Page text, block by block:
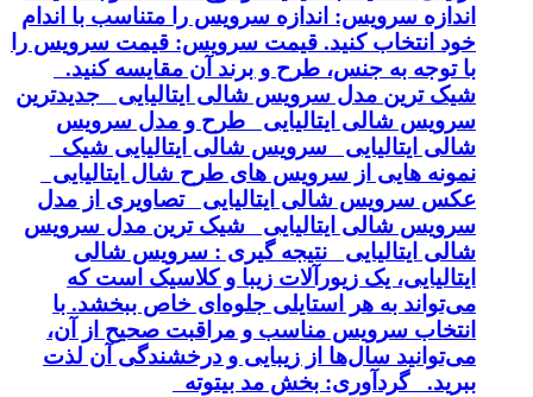
اندازه سرویس: اندازه سرویس را متناسب با اندام
خود انتخاب کنید. قیمت سرویس: قیمت سرویس را
با توجه به جنس، طرح و برند آن مقایسه کنید.
شیک ترین مدل سرویس شالی ایتالیایی جدیدترین
سرویس شالی ایتالیایی طرح و مدل سرویس
شالی ایتالیایی سرویس شالی ایتالیایی شیک
نمونه هایی از سرویس های طرح شال ایتالیایی
عکس سرویس شالی ایتالیایی تصاویری از مدل
سرویس شالی ایتالیایی شیک ترین مدل سرویس
شالی ایتالیایی نتیجه گیری : سرویس شالی
ایتالیایی، یک زیورآلات زیبا و کلاسیک است که
می‌تواند به هر استایلی جلوه‌ای خاص ببخشد. با
انتخاب سرویس مناسب و مراقبت صحیح از آن،
می‌توانید سال‌ها از زیبایی و درخشندگی آن لذت
ببرید. گردآوری: بخش مد بیتوته